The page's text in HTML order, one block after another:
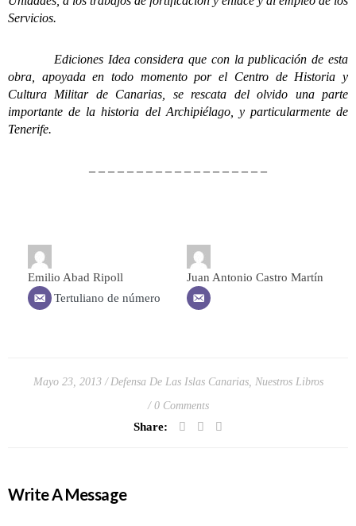
Servicios.
Ediciones Idea considera que con la publicación de esta
obra, apoyada en todo momento por el Centro de Historia y
Cultura Militar de Canarias, se rescata del olvido una parte
importante de la historia del Archipiélago, y particularmente de
Tenerife.
– – – – – – – – – – – – – – – – – – –
Emilio Abad Ripoll
Tertuliano de número
Juan Antonio Castro Martín
Mayo 23, 2013 Defensa De Las Islas Canarias, Nuestros Libros
0 Comments
Share:
Write A Message